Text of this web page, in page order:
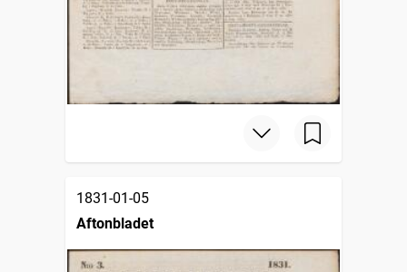
1831-01-05
Aftonbladet